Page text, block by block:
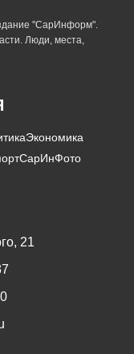
"СарИнформ".
Люди, места,
Экономика
СарИнФото
21